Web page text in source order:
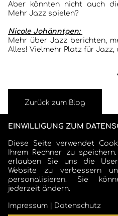
Aber könnten nicht auch
Mehr Jazz spielen?
Nicole Johänntgen:
Mehr über Jazz berichten,
Alles! Vielmehr Platz für Jazz,
Zurück zum Blog
COSMO
EINWILLIGUNG ZUM
Diese Seite verwendet
Ihrem Rechner zu
erlauben Sie uns die
Website zu verbessern
personalisieren. Sie
jederzeit ändern.
Impressum Datenschutz